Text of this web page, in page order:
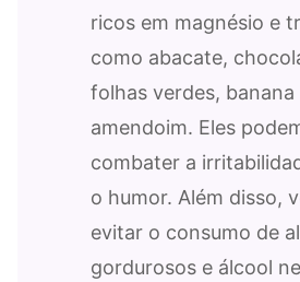
ricos em magnésio e
como abacate,
folhas verdes, banana
amendoim. Eles
combater a
o humor. Além disso,
evitar o consumo de
gordurosos e álcool